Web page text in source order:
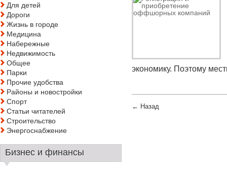
экономику. Поэтому
← Назад
Для детей
Дороги
Жизнь в городе
Медицина
Набережные
Недвижимость
Общее
Парки
Прочие удобства
Районы и новостройки
Спорт
Статьи читателей
Строительство
Энергоснабжение
Бизнес и финансы